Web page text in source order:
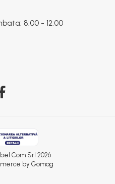
8:00 - 12:00
Com Srl 2026
by Gomag